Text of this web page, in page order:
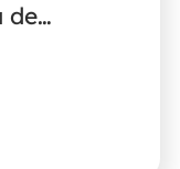
de
de